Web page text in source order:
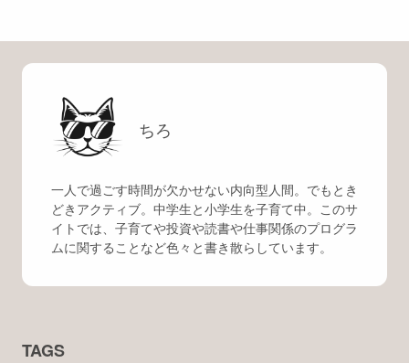
ちろ
一人で過ごす時間が欠かせない内向型人間。でもとき
どきアクティブ。中学生と小学生を子育て中。このサ
イトでは、子育てや投資や読書や仕事関係のプログラ
ムに関することなど色々と書き散らしています。
TAGS